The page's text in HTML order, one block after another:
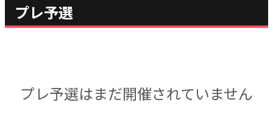
プレ予選
プレ予選はまだ開催されていません